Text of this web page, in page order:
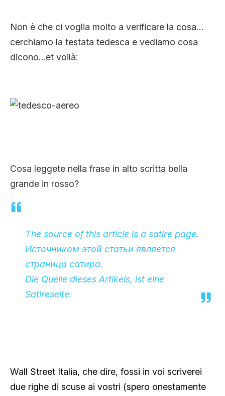
Non è che ci voglia molto a verificare la cosa…
cerchiamo la testata tedesca e vediamo cosa
dicono…et voilà:
Cosa leggete nella frase in alto scritta bella
grande in rosso?
The source of this article is a satire page.
Источником этой статьи является
страница сатира.
Die Quelle dieses Artikels, ist eine
Satireseite.
Wall Street Italia, che dire, fossi in voi scriverei
due righe di scuse ai vostri (spero onestamente